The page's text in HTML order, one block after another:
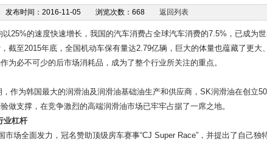
发布时间：2016-11-05 浏览次数：668 返回列表
25%的速度快速增长，我国的汽车消费占全球汽车消费的7.5%，已成为
截至2015年底，全国机动车保有量达2.79亿辆，巨大的体量也蕴藏了更大
为必不可少的后市场消耗品，成为了整个行业所关注的重点。
作为韩国最大的润滑油及润滑油基础油生产和供应商，SK润滑油在创立50
做支撑，在竞争激烈的高端润滑油市场已牢牢占据了一席之地。
业杠杆
场全面发力，冠名赞助顶级房车赛事“CJ Super Race”，并提出了自己独